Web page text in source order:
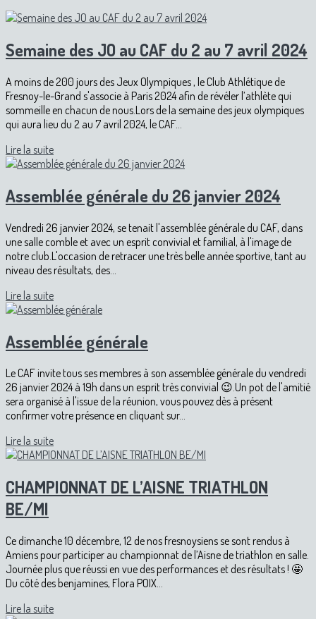
Semaine des JO au CAF du 2 au 7 avril 2024
A moins de 200 jours des Jeux Olympiques , le Club Athlétique de
Fresnoy-le-Grand s'associe à Paris 2024 afin de révéler l’athlète qui
sommeille en chacun de nous.Lors de la semaine des jeux olympiques
qui aura lieu du 2 au 7 avril 2024, le CAF...
Lire la suite
Assemblée générale du 26 janvier 2024
Vendredi 26 janvier 2024, se tenait l'assemblée générale du CAF, dans
une salle comble et avec un esprit convivial et familial, à l'image de
notre club.L'occasion de retracer une très belle année sportive, tant au
niveau des résultats, des...
Lire la suite
Assemblée générale
Le CAF invite tous ses membres à son assemblée générale du vendredi
26 janvier 2024 à 19h dans un esprit très convivial 😉.Un pot de l'amitié
sera organisé à l'issue de la réunion, vous pouvez dès à présent
confirmer votre présence en cliquant sur...
Lire la suite
CHAMPIONNAT DE L’AISNE TRIATHLON
BE/MI
Ce dimanche 10 décembre, 12 de nos fresnoysiens se sont rendus à
Amiens pour participer au championnat de l’Aisne de triathlon en salle.
Journée plus que réussi en vue des performances et des résultats ! 🤩
Du côté des benjamines, Flora POIX...
Lire la suite